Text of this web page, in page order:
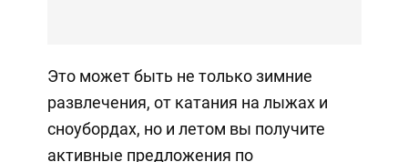
Это может быть не только зимние
развлечения, от катания на лыжах и
сноубордах, но и летом вы получите
активные предложения по